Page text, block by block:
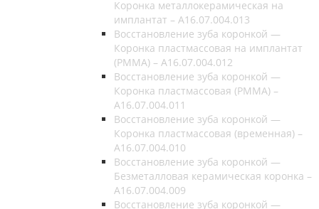
Коронка металлокерамическая на
имплантат – A16.07.004.013
Восстановление зуба коронкой —
Коронка пластмассовая на имплантат
(РММА) – A16.07.004.012
Восстановление зуба коронкой —
Коронка пластмассовая (РММА) –
A16.07.004.011
Восстановление зуба коронкой —
Коронка пластмассовая (временная) –
A16.07.004.010
Восстановление зуба коронкой —
Безметалловая керамическая коронка –
A16.07.004.009
Восстановление зуба коронкой —